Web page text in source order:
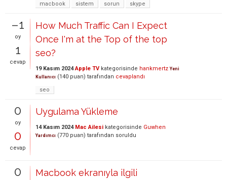
macbook
sistem sorun skype
–1
oy
1
cevap
How Much Traffic Can I Expect
Once I'm at the Top of the top
seo?
19 Kasım 2024 Apple TV kategorisinde hankmertz Yeni
Kullanıcı (140 puan) tarafından cevaplandı
seo
0
oy
0
cevap
Uygulama Yükleme
14 Kasım 2024 Mac Ailesi kategorisinde Guwhen
Yardımcı (770 puan) tarafından soruldu
0 Macbook ekranıyla ilgili